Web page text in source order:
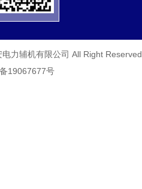
力辅机有限公司 All Right Reserved
19067677号